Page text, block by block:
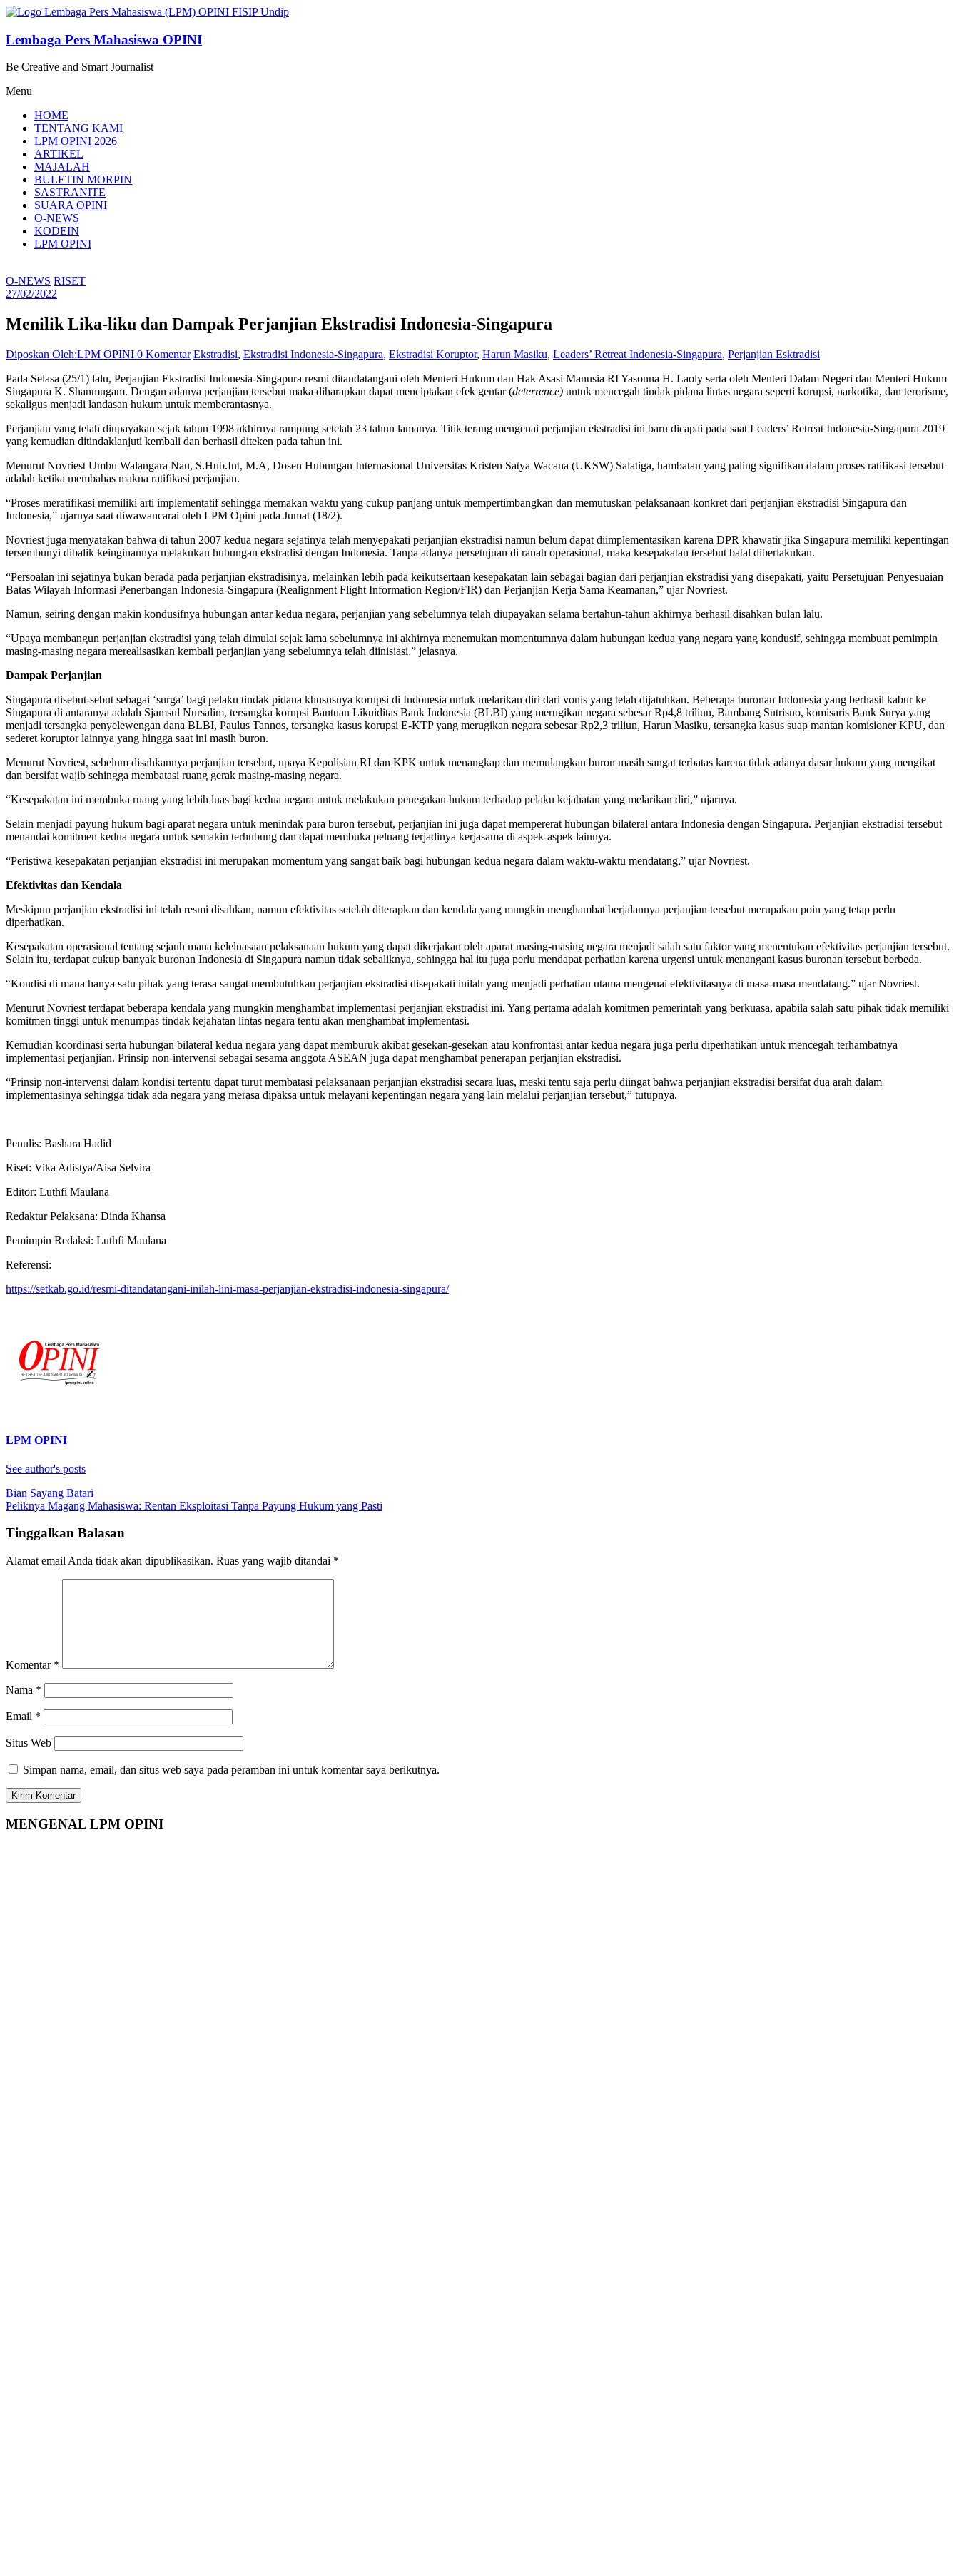
Lompat
konten
Lembaga Pers Mahasiswa OPINI
Be Creative and Smart Journalist
Menu
HOME
TENTANG KAMI
LPM OPINI 2026
ARTIKEL
MAJALAH
BULETIN MORPIN
SASTRANITE
SUARA OPINI
O-NEWS
KODEIN
LPM OPINI
O-NEWS RISET
27/02/2022
Menilik Lika-liku dan Dampak Perjanjian Ekstradisi Indonesia-Singapura
Diposkan Oleh:LPM OPINI 0 Komentar Ekstradisi, Ekstradisi Indonesia-Singapura, Ekstradisi Koruptor, Harun Masiku, Leaders’ Retreat Indonesia-Singapura, Perjanjian Esktradisi
Pada Selasa (25/1) lalu, Perjanjian Ekstradisi Indonesia-Singapura resmi ditandatangani oleh Menteri Hukum dan Hak Asasi Manusia RI Yasonna H. Laoly serta oleh Menteri Dalam Negeri dan Menteri Hukum
Singapura K. Shanmugam. Dengan adanya perjanjian tersebut maka diharapkan dapat menciptakan efek gentar (deterrence) untuk mencegah tindak pidana lintas negara seperti korupsi, narkotika, dan terorisme,
sekaligus menjadi landasan hukum untuk memberantasnya.
Perjanjian yang telah diupayakan sejak tahun 1998 akhirnya rampung setelah 23 tahun lamanya. Titik terang mengenai perjanjian ekstradisi ini baru dicapai pada saat Leaders’ Retreat Indonesia-Singapura 2019
yang kemudian ditindaklanjuti kembali dan berhasil diteken pada tahun ini.
Menurut Novriest Umbu Walangara Nau, S.Hub.Int, M.A, Dosen Hubungan Internasional Universitas Kristen Satya Wacana (UKSW) Salatiga, hambatan yang paling signifikan dalam proses ratifikasi tersebut
adalah ketika membahas makna ratifikasi perjanjian.
“Proses meratifikasi memiliki arti implementatif sehingga memakan waktu yang cukup panjang untuk mempertimbangkan dan memutuskan pelaksanaan konkret dari perjanjian ekstradisi Singapura dan
Indonesia,” ujarnya saat diwawancarai oleh LPM Opini pada Jumat (18/2).
Novriest juga menyatakan bahwa di tahun 2007 kedua negara sejatinya telah menyepakati perjanjian ekstradisi namun belum dapat diimplementasikan karena DPR khawatir jika Singapura memiliki kepentingan
tersembunyi dibalik keinginannya melakukan hubungan ekstradisi dengan Indonesia. Tanpa adanya persetujuan di ranah operasional, maka kesepakatan tersebut batal diberlakukan.
“Persoalan ini sejatinya bukan berada pada perjanjian ekstradisinya, melainkan lebih pada keikutsertaan kesepakatan lain sebagai bagian dari perjanjian ekstradisi yang disepakati, yaitu Persetujuan Penyesuaian
Batas Wilayah Informasi Penerbangan Indonesia-Singapura (Realignment Flight Information Region/FIR) dan Perjanjian Kerja Sama Keamanan,” ujar Novriest.
Namun, seiring dengan makin kondusifnya hubungan antar kedua negara, perjanjian yang sebelumnya telah diupayakan selama bertahun-tahun akhirnya berhasil disahkan bulan lalu.
“Upaya membangun perjanjian ekstradisi yang telah dimulai sejak lama sebelumnya ini akhirnya menemukan momentumnya dalam hubungan kedua yang negara yang kondusif, sehingga membuat pemimpin
masing-masing negara merealisasikan kembali perjanjian yang sebelumnya telah diinisiasi,” jelasnya.
Dampak Perjanjian
Singapura disebut-sebut sebagai ‘surga’ bagi pelaku tindak pidana khususnya korupsi di Indonesia untuk melarikan diri dari vonis yang telah dijatuhkan. Beberapa buronan Indonesia yang berhasil kabur ke
Singapura di antaranya adalah Sjamsul Nursalim, tersangka korupsi Bantuan Likuiditas Bank Indonesia (BLBI) yang merugikan negara sebesar Rp4,8 triliun, Bambang Sutrisno, komisaris Bank Surya yang
menjadi tersangka penyelewengan dana BLBI, Paulus Tannos, tersangka kasus korupsi E-KTP yang merugikan negara sebesar Rp2,3 triliun, Harun Masiku, tersangka kasus suap mantan komisioner KPU, dan
sederet koruptor lainnya yang hingga saat ini masih buron.
Menurut Novriest, sebelum disahkannya perjanjian tersebut, upaya Kepolisian RI dan KPK untuk menangkap dan memulangkan buron masih sangat terbatas karena tidak adanya dasar hukum yang mengikat
dan bersifat wajib sehingga membatasi ruang gerak masing-masing negara.
“Kesepakatan ini membuka ruang yang lebih luas bagi kedua negara untuk melakukan penegakan hukum terhadap pelaku kejahatan yang melarikan diri,” ujarnya.
Selain menjadi payung hukum bagi aparat negara untuk menindak para buron tersebut, perjanjian ini juga dapat mempererat hubungan bilateral antara Indonesia dengan Singapura. Perjanjian ekstradisi tersebut
menandai komitmen kedua negara untuk semakin terhubung dan dapat membuka peluang terjadinya kerjasama di aspek-aspek lainnya.
“Peristiwa kesepakatan perjanjian ekstradisi ini merupakan momentum yang sangat baik bagi hubungan kedua negara dalam waktu-waktu mendatang,” ujar Novriest.
Efektivitas dan Kendala
Meskipun perjanjian ekstradisi ini telah resmi disahkan, namun efektivitas setelah diterapkan dan kendala yang mungkin menghambat berjalannya perjanjian tersebut merupakan poin yang tetap perlu
diperhatikan.
Kesepakatan operasional tentang sejauh mana keleluasaan pelaksanaan hukum yang dapat dikerjakan oleh aparat masing-masing negara menjadi salah satu faktor yang menentukan efektivitas perjanjian tersebut.
Selain itu, terdapat cukup banyak buronan Indonesia di Singapura namun tidak sebaliknya, sehingga hal itu juga perlu mendapat perhatian karena urgensi untuk menangani kasus buronan tersebut berbeda.
“Kondisi di mana hanya satu pihak yang terasa sangat membutuhkan perjanjian ekstradisi disepakati inilah yang menjadi perhatian utama mengenai efektivitasnya di masa-masa mendatang.” ujar Novriest.
Menurut Novriest terdapat beberapa kendala yang mungkin menghambat implementasi perjanjian ekstradisi ini. Yang pertama adalah komitmen pemerintah yang berkuasa, apabila salah satu pihak tidak memiliki
komitmen tinggi untuk menumpas tindak kejahatan lintas negara tentu akan menghambat implementasi.
Kemudian koordinasi serta hubungan bilateral kedua negara yang dapat memburuk akibat gesekan-gesekan atau konfrontasi antar kedua negara juga perlu diperhatikan untuk mencegah terhambatnya
implementasi perjanjian. Prinsip non-intervensi sebagai sesama anggota ASEAN juga dapat menghambat penerapan perjanjian ekstradisi.
“Prinsip non-intervensi dalam kondisi tertentu dapat turut membatasi pelaksanaan perjanjian ekstradisi secara luas, meski tentu saja perlu diingat bahwa perjanjian ekstradisi bersifat dua arah dalam
implementasinya sehingga tidak ada negara yang merasa dipaksa untuk melayani kepentingan negara yang lain melalui perjanjian tersebut,” tutupnya.
Penulis: Bashara Hadid
Riset: Vika Adistya/Aisa Selvira
Editor: Luthfi Maulana
Redaktur Pelaksana: Dinda Khansa
Pemimpin Redaksi: Luthfi Maulana
Referensi:
https://setkab.go.id/resmi-ditandatangani-inilah-lini-masa-perjanjian-ekstradisi-indonesia-singapura/
LPM OPINI
See author's posts
Navigasi
pos
Bian Sayang Batari
Peliknya Magang Mahasiswa: Rentan Eksploitasi Tanpa Payung Hukum yang Pasti
Tinggalkan Balasan
Alamat email Anda tidak akan dipublikasikan. Ruas yang wajib ditandai *
Komentar *
Nama *
Email *
Situs Web
Simpan nama, email, dan situs web saya pada peramban ini untuk komentar saya berikutnya.
MENGENAL LPM OPINI